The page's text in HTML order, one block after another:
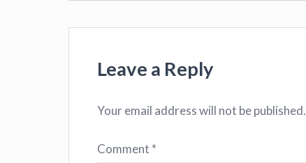
Leave a Reply
Your email address will not be published.
Comment *